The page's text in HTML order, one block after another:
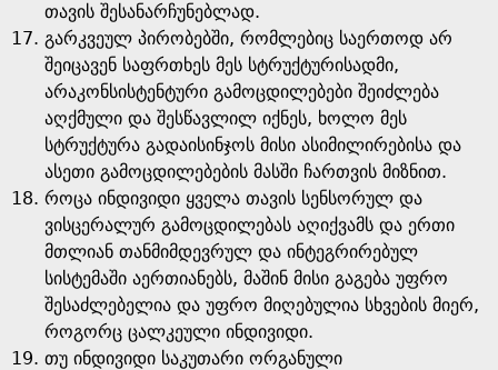
თავის შესანარჩუნებლად.
გარკვეულ პირობებში, რომლებიც საერთოდ არ
შეიცავენ საფრთხეს მეს სტრუქტურისადმი,
არაკონსისტენტური გამოცდილებები შეიძლება
აღქმული და შესწავლილ იქნეს, ხოლო მეს
სტრუქტურა გადაისინჯოს მისი ასიმილირებისა და
ასეთი გამოცდილებების მასში ჩართვის მიზნით.
როცა ინდივიდი ყველა თავის სენსორულ და
ვისცერალურ გამოცდილებას აღიქვამს და ერთი
მთლიან თანმიმდევრულ და ინტეგრირებულ
სისტემაში აერთიანებს, მაშინ მისი გაგება უფრო
შესაძლებელია და უფრო მიღებულია სხვების მიერ,
როგორც ცალკეული ინდივიდი.
თუ ინდივიდი საკუთარი ორგანული